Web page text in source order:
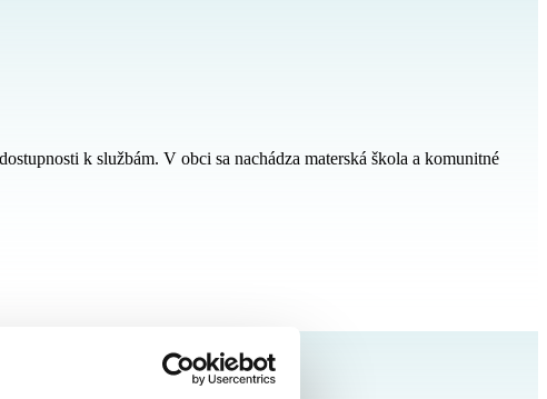
k službám. V obci sa nachádza materská škola a komunitné